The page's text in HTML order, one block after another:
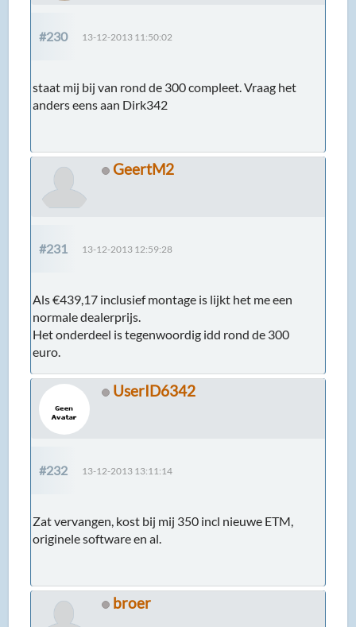
#230 13-12-2013 11:50:02
staat mij bij van rond de 300 compleet. Vraag het
anders eens aan Dirk342
GeertM2
#231 13-12-2013 12:59:28
Als €439,17 inclusief montage is lijkt het me een
normale dealerprijs.
Het onderdeel is tegenwoordig idd rond de 300
euro.
UserID6342
#232 13-12-2013 13:11:14
Zat vervangen, kost bij mij 350 incl nieuwe ETM,
originele software en al.
broer